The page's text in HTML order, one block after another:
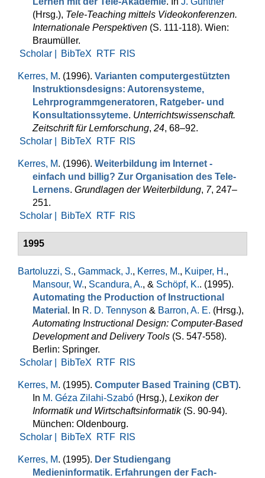
(Hrsg.), Tele-Teaching mittels Videokonferenzen.
Internationale Perspektiven (S. 111-118). Wien:
Braumüller.
Scholar |
BibTeX RTF RIS
Kerres, M. (1996). Varianten computergestützten
Instruktionsdesigns: Autoren­systeme,
Lehrprogrammgeneratoren, Ratgeber- und
Konsultations­syteme. Unterrichtswissenschaft.
Zeitschrift für Lern­for­schung, 24, 68–92.
Scholar |
BibTeX RTF RIS
Kerres, M. (1996). Weiterbildung im Internet -
einfach und billig? Zur Organisation des Tele-
Lernens. Grundlagen der Weiterbildung, 7, 247–
251.
Scholar |
BibTeX RTF RIS
1995
Bartoluzzi, S., Gammack, J., Kerres, M., Kuiper, H.,
Mansour, W., Scandura, A., & Schöpf, K.. (1995).
Automating the Production of Instructional
Material . In R. D. Tennyson & Barron, A. E. (Hrsg.),
Automating Instructional Design: Computer-Based
Development and Delivery Tools (S. 547-558).
Berlin: Springer.
Scholar |
BibTeX RTF RIS
Kerres, M. (1995). Computer Based Training (CBT).
In M. Géza Zilahi-Szabó (Hrsg.), Lexikon der
Informatik und Wirtschaftsinformatik(S. 90-94).
München: Oldenbourg.
Scholar |
BibTeX RTF RIS
Kerres, M. (1995). Der Studiengang
Medieninformatik. Erfahrungen der Fach­